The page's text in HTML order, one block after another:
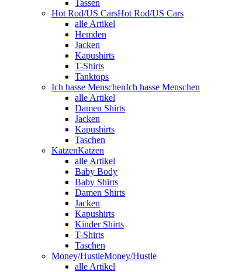
Tassen
Hot Rod/US CarsHot Rod/US Cars
alle Artikel
Hemden
Jacken
Kapushirts
T-Shirts
Tanktops
Ich hasse MenschenIch hasse Menschen
alle Artikel
Damen Shirts
Jacken
Kapushirts
Taschen
KatzenKatzen
alle Artikel
Baby Body
Baby Shirts
Damen Shirts
Jacken
Kapushirts
Kinder Shirts
T-Shirts
Taschen
Money/HustleMoney/Hustle
alle Artikel